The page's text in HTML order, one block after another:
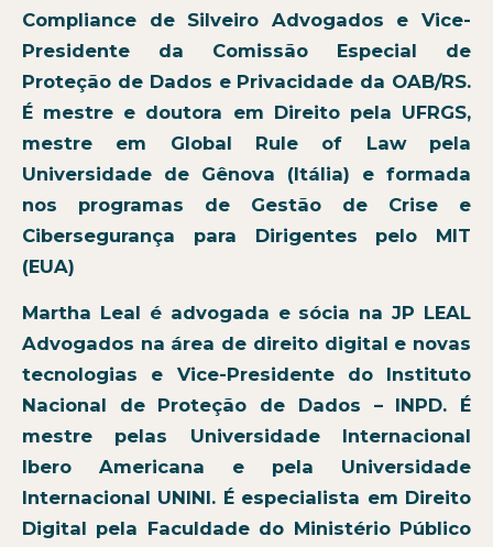
Compliance de Silveiro Advogados e Vice-
Presidente da Comissão Especial de
Proteção de Dados e Privacidade da OAB/RS.
É mestre e doutora em Direito pela UFRGS,
mestre em Global Rule of Law pela
Universidade de Gênova (Itália) e formada
nos programas de Gestão de Crise e
Cibersegurança para Dirigentes pelo MIT
(EUA)
Martha Leal é advogada e sócia na JP LEAL
Advogados na área de direito digital e novas
tecnologias e Vice-Presidente do Instituto
Nacional de Proteção de Dados – INPD. É
mestre pelas Universidade Internacional
Ibero Americana e pela Universidade
Internacional UNINI. É especialista em Direito
Digital pela Faculdade do Ministério Público